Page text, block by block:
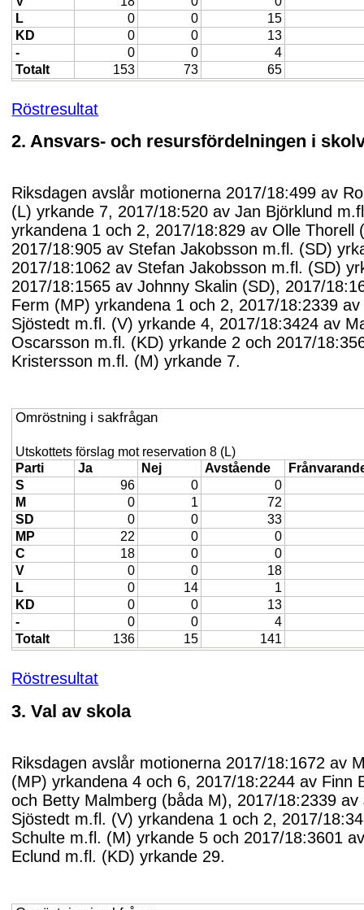
L
0 0
15
KD
0 0
13
-
0 0
4
Totalt
153 73 65
Röstresultat
2. Ansvars- och resursfördelningen i
Riksdagen avslår motionerna 2017/18:499 av
(L) yrkande 7, 2017/18:520 av Jan Björklund
yrkandena 1 och 2, 2017/18:829 av Olle Thorell
2017/18:905 av Stefan Jakobsson m.fl. (SD)
2017/18:1062 av Stefan Jakobsson m.fl. (SD)
2017/18:1565 av Johnny Skalin (SD), 2017/
Ferm (MP) yrkandena 1 och 2, 2017/18:2339
Sjöstedt m.fl. (V) yrkande 4, 2017/18:3424 av
Oscarsson m.fl. (KD) yrkande 2 och 2017/
Kristersson m.fl. (M) yrkande 7.
Omröstning i sakfrågan
Utskottets förslag mot reservation 8 (L)
Parti
Ja Nej Avstående
S
96 0
0
M
0 1
72
SD
0 0
33
MP
22 0
0
C
18 0
0
V
0 0
18
L
0 14
1
KD
0 0
13
-
0 0
4
Totalt
136 15 141
Röstresultat
3. Val av skola
Riksdagen avslår motionerna 2017/18:1672 av
(MP) yrkandena 4 och 6, 2017/18:2244 av Finn
och Betty Malmberg (båda M), 2017/18:2339 av
Sjöstedt m.fl. (V) yrkandena 1 och 2, 2017/
Schulte m.fl. (M) yrkande 5 och 2017/18:3601
Eclund m.fl. (KD) yrkande 29.